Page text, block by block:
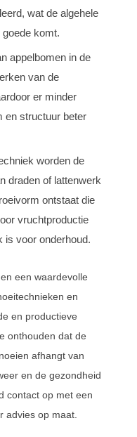
wat de algehele
komt.
appelbomen in de
van de
er minder
en structuur beter
worden de
draden of lattenwerk
ontstaat die
vruchtproductie
is voor onderhoud.
een waardevolle
en
en productieve
onthouden dat de
afhangt van
en de gezondheid
contact op met een
advies op maat.